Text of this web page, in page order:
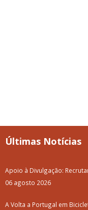
Últimas Notícias
Apoio à Divulgação:
06 agosto 2026
A Volta a Portugal em